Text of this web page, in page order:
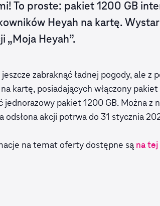
To proste: pakiet 1200 GB
Heyah na kartę.
„Moja Heyah”.
zabraknąć ładnej pogody, ale
kartę, posiadających włączony
jednorazowy pakiet 1200 GB. Można
odsłona akcji potrwa do 31 stycznia
na temat oferty dostępne są na